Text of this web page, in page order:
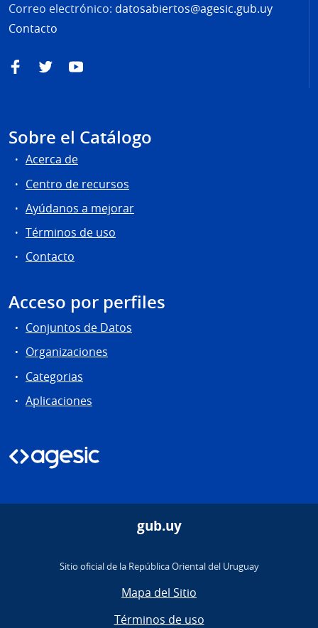
Correo electrónico: datosabiertos@agesic.gub.uy
Contacto
FacebookTwitterYouTube
Sobre el Catálogo
Acerca de
Centro de recursos
Ayúdanos a mejorar
Términos de uso
Contacto
Acceso por perfiles
Conjuntos de Datos
Organizaciones
Categorias
Aplicaciones
gub.uy
Sitio oficial de la República Oriental del Uruguay
Mapa del Sitio
Términos de uso